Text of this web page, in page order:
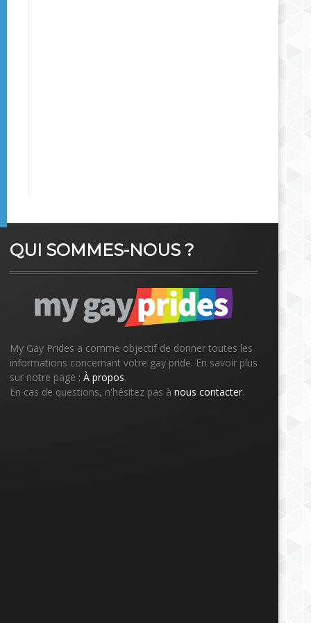
QUI SOMMES-NOUS ?
My Gay Prides a comme objectif de donner toutes les
informations concernant votre gay pride. En savoir plus
sur notre page : À propos.
En cas de questions, n'hésitez pas à nous contacter.